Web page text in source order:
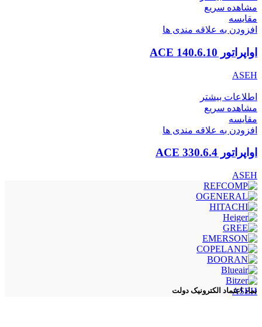
مشاهده سریع
مقایسه
افزودن به علاقه مندی ها
اواپراتور ACE 140.6.10
ASEH
اطلاعات بیشتر
مشاهده سریع
مقایسه
افزودن به علاقه مندی ها
اواپراتور ACE 330.6.4
ASEH
ASEH
نماد اعتماد الکترونیک دولت